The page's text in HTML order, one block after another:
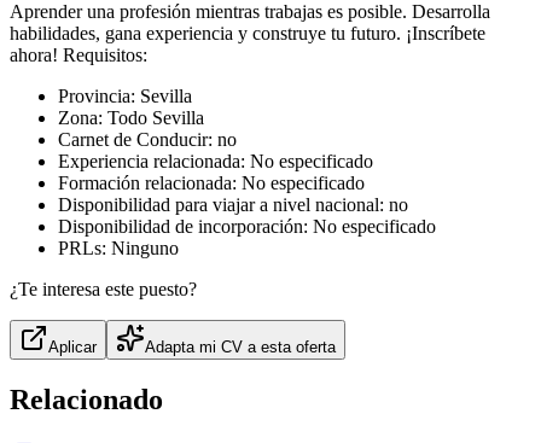
Aprender una profesión mientras trabajas es posible. Desarrolla
habilidades, gana experiencia y construye tu futuro. ¡Inscríbete
ahora! Requisitos:
Provincia: Sevilla
Zona: Todo Sevilla
Carnet de Conducir: no
Experiencia relacionada: No especificado
Formación relacionada: No especificado
Disponibilidad para viajar a nivel nacional: no
Disponibilidad de incorporación: No especificado
PRLs: Ninguno
¿Te interesa este puesto?
Aplicar Adapta mi CV a esta oferta
Relacionado